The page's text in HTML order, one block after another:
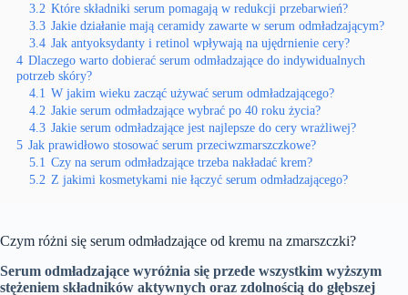
3.2 Które składniki serum pomagają w redukcji przebarwień?
3.3 Jakie działanie mają ceramidy zawarte w serum odmładzającym?
3.4 Jak antyoksydanty i retinol wpływają na ujędrnienie cery?
4 Dlaczego warto dobierać serum odmładzające do indywidualnych
potrzeb skóry?
4.1 W jakim wieku zacząć używać serum odmładzającego?
4.2 Jakie serum odmładzające wybrać po 40 roku życia?
4.3 Jakie serum odmładzające jest najlepsze do cery wrażliwej?
5 Jak prawidłowo stosować serum przeciwzmarszczkowe?
5.1 Czy na serum odmładzające trzeba nakładać krem?
5.2 Z jakimi kosmetykami nie łączyć serum odmładzającego?
Czym różni się serum odmładzające od kremu na zmarszczki?
Serum odmładzające wyróżnia się przede wszystkim wyższym
stężeniem składników aktywnych oraz zdolnością do głębszej